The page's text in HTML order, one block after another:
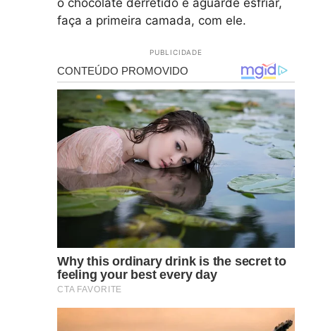
o chocolate derretido e aguarde esfriar,
faça a primeira camada, com ele.
PUBLICIDADE